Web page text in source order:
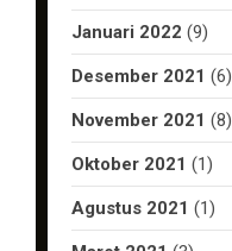
Januari 2022 (9)
Desember 2021 (6)
November 2021 (8)
Oktober 2021 (1)
Agustus 2021 (1)